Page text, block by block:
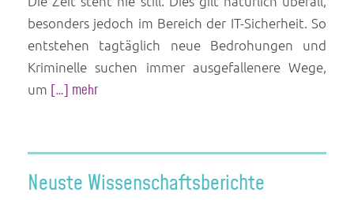
besonders jedoch im Bereich der IT-Sicherheit. So
entstehen tagtäglich neue Bedrohungen und
Kriminelle suchen immer ausgefallenere Wege,
um […] mehr
Neuste Wissenschaftsberichte